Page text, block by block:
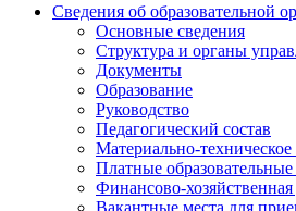
Сведения об образовательной
Основные сведения
Структура и органы
Документы
Образование
Руководство
Педагогический состав
Материально-
Платные образовательные
Финансово-хозяйственная
Вакантные места для